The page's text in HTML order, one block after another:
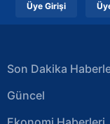
Üye Girişi
Son Dakika
Güncel